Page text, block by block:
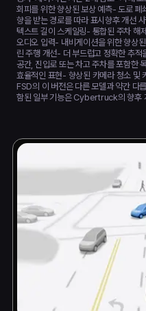
회피를 위한 향상된 보상 예측- 도로 폐
향을 받는 경로를 따라 표시향후 개선
텍스트 길이 스케일링- 통합된 주차 해
오디오 입력- 내비게이션을 위한 향상
린 주행 개선- 더 부드럽고 정확한 추
공간, 진입로 또는 차고 주차를 포함한
효율적인 표현- 향상된 카메라 청소
FSD의 이 버전은 다른 모델과 약간 다
함된 일부 기능은 Cybertruck의 향후